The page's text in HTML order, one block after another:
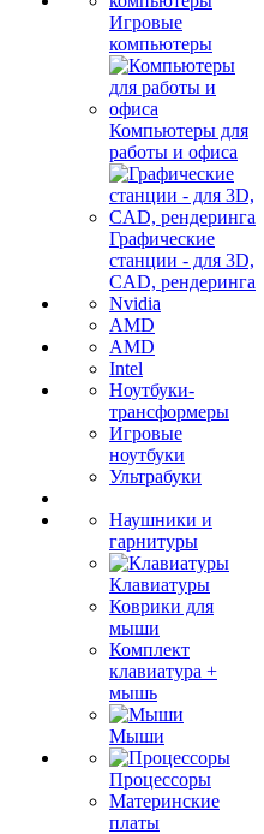
Игровые
компьютеры
Компьютеры для
работы и офиса
Графические
станции - для 3D,
CAD, рендеринга
Nvidia
AMD
AMD
Intel
Ноутбуки-
трансформеры
Игровые
ноутбуки
Ультрабуки
Наушники и
гарнитуры
Клавиатуры
Коврики для
мыши
Комплект
клавиатура +
мышь
Мыши
Процессоры
Материнские
платы